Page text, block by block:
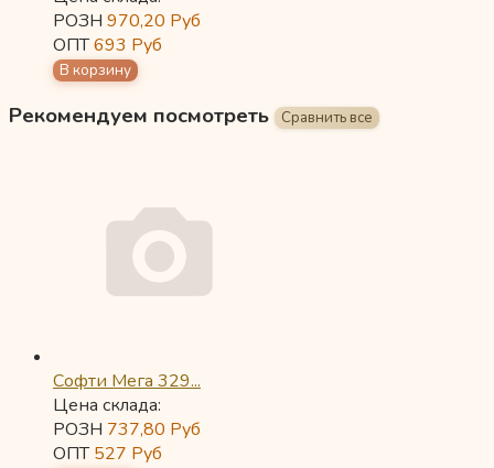
РОЗН 970,20 Руб
ОПТ693 Руб
Рекомендуем посмотреть
Софти Мега 329...
Цена склада:
РОЗН 737,80 Руб
ОПТ527 Руб